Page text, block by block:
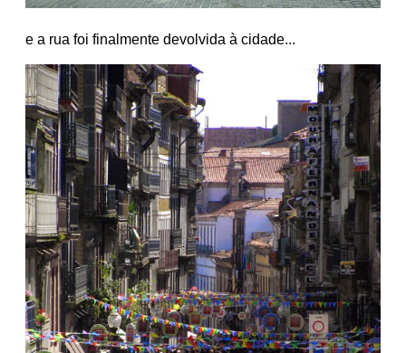
e a rua foi finalmente devolvida à cidade...